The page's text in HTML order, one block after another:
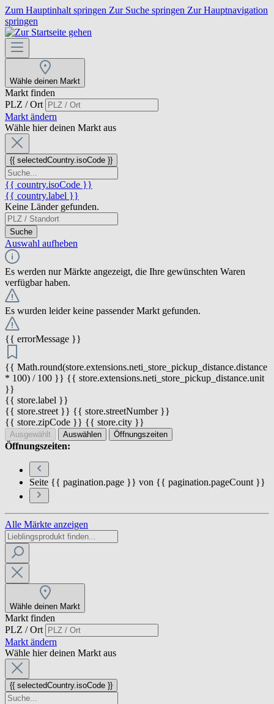
Zum Hauptinhalt springen Zur Suche springen Zur Hauptnavigation
springen
Wähle deinen Markt
Markt finden
PLZ / Ort
Markt ändern
Wähle hier deinen Markt aus
{{ selectedCountry.isoCode }}
{{ country.isoCode }}
{{ country.label }}
Keine Länder gefunden.
Suche
Auswahl aufheben
Es werden nur Märkte angezeigt, die Ihre gewünschten Waren
verfügbar haben.
Es wurden leider keine passender Markt gefunden.
{{ errorMessage }}
{{ Math.round(store.extensions.neti_store_pickup_distance.distance
* 100) / 100 }} {{ store.extensions.neti_store_pickup_distance.unit
}}
{{ store.label }}
{{ store.street }} {{ store.streetNumber }}
{{ store.zipCode }} {{ store.city }}
Ausgewählt Auswählen Öffnungszeiten
Öffnungszeiten:
Seite {{ pagination.page }} von {{ pagination.pageCount }}
Alle Märkte anzeigen
Wähle deinen Markt
Markt finden
PLZ / Ort
Markt ändern
Wähle hier deinen Markt aus
{{ selectedCountry.isoCode }}